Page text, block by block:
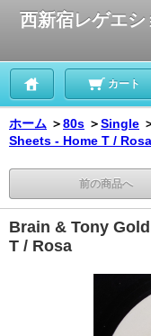
西新宿レゲエ
カート
ホーム ＞80s ＞Single
Sheets - Home T / Rosa
前の商品へ
Brain & Tony
T / Rosa